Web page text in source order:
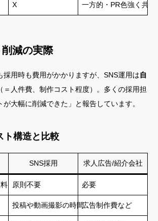
X 一方的・PR色強く共感
減の実際
採用時も費用がかかりますが、SNS運用は自
＝人件費、制作コスト程度）。多くの採用担
大幅に削減できた」と報告しています。
ト構造と比較
SNS採用 求人広告/紹介会社
原則不要 必要
投稿や動画撮影の時間広告制作費など